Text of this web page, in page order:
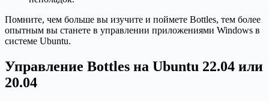
Помните, чем больше вы изучите и поймете Bottles, тем более
опытным вы станете в управлении приложениями Windows в
системе Ubuntu.
Управление Bottles на Ubuntu 22.04 или
20.04